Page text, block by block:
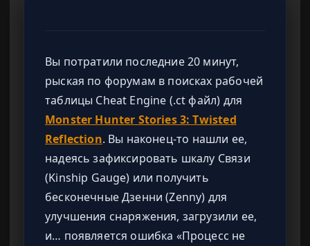
Вы потратили последние 20 минут,
рыская по форумам в поисках рабочей
таблицы Cheat Engine (.ct файл) для
Monster Hunter Stories 3: Twisted
Reflection. Вы наконец-то нашли ее,
надеясь зафиксировать шкалу Связи
(Kinship Gauge) или получить
бесконечные Дзенни (Zenny) для
улучшения снаряжения, загрузили ее,
и… появляется ошибка «Процесс не